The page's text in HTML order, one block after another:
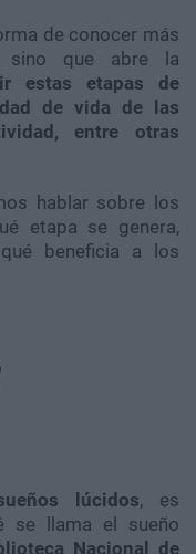
de conocer más
sino que abre la
estas etapas de
de vida de las
entre otras
hablar sobre los
etapa se genera,
beneficia a los
lúcidos, es
se llama el sueño
Nacional de